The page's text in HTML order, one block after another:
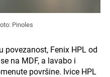
Pinoles
povezanost, Fenix HPL od
na MDF, a lavabo i
površine. Ivice HPL